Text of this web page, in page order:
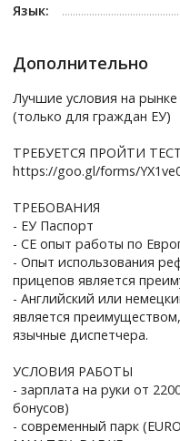
Язык:
Дополнительно
Лучшие условия на
(только для граждан ЕУ)
ТРЕБУЕТСЯ ПРОЙТИ
https://goo.gl/forms/
ТРЕБОВАНИЯ
- ЕУ Паспорт
- СЕ опыт работы по
- Опыт использования
прицепов является
- Английский или
является
язычные диспетчера.
УСЛОВИЯ РАБОТЫ
- зарплата на руки от
бонусов)
- современный парк